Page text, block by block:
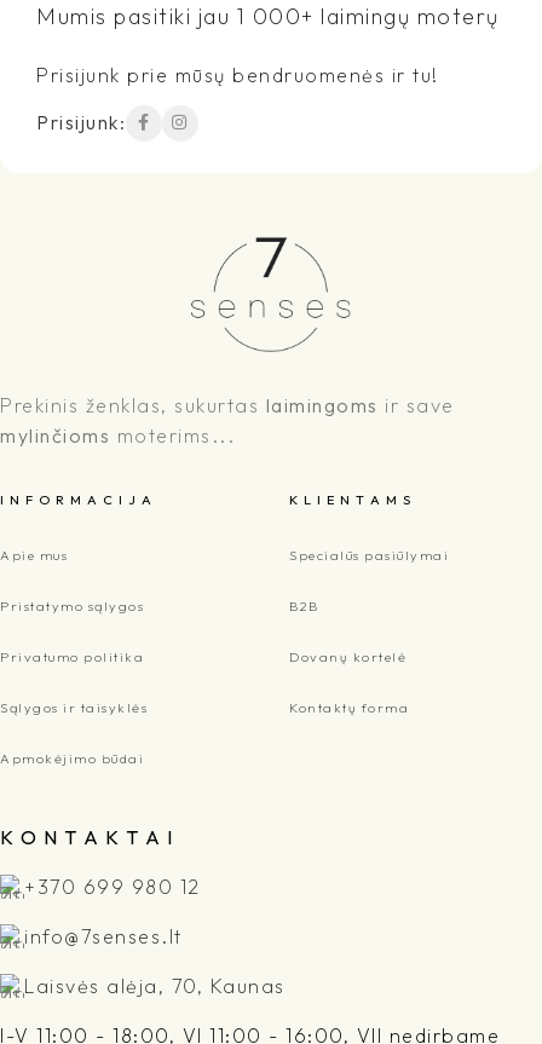
Mumis pasitiki jau 1 000+ laimingų moterų
Prisijunk prie mūsų bendruomenės ir tu!
Prisijunk:
Prekinis ženklas, sukurtas laimingoms ir save
mylinčioms moterims...
I N F O R M A C I J A
Apie mus
Pristatymo sąlygos
Privatumo politika
Sąlygos ir taisyklės
Apmokėjimo būdai
K L I E N T A M S
Specialūs pasiūlymai
B2B
Dovanų kortelė
Kontaktų forma
K O N T A K T A I
+370 699 980 12
info@7senses.lt
Laisvės alėja, 70, Kaunas
I-V 11:00 - 18:00, VI 11:00 - 16:00, VII nedirbame